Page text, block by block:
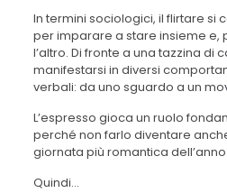
In termini sociologici, il flirtare si
per imparare a stare insieme e,
l’altro. Di fronte a una tazzina di
manifestarsi in diversi
verbali: da uno sguardo a un
L’espresso gioca un ruolo
perché non farlo diventare
giornata più romantica dell’anno.
Quindi…